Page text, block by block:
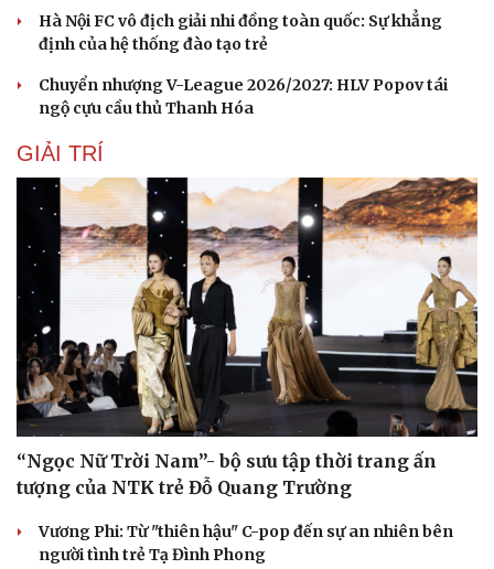
Hà Nội FC vô địch giải nhi đồng toàn quốc: Sự khẳng
định của hệ thống đào tạo trẻ
Chuyển nhượng V-League 2026/2027: HLV Popov tái
ngộ cựu cầu thủ Thanh Hóa
GIẢI TRÍ
“Ngọc Nữ Trời Nam”- bộ sưu tập thời trang ấn
tượng của NTK trẻ Đỗ Quang Trường
Vương Phi: Từ "thiên hậu" C-pop đến sự an nhiên bên
người tình trẻ Tạ Đình Phong